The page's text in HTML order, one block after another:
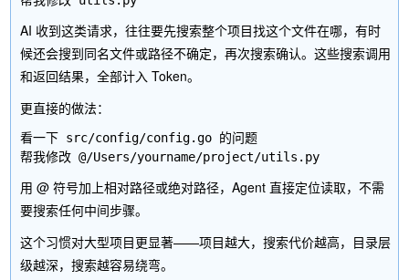
AI 收到这类请求，往往要先搜索整个项目找这个文件在哪，有时
候还会搜到同名文件或路径不确定，再次搜索确认。这些搜索调用
和返回结果，全部计入 Token。
更直接的做法：
看一下 src/config/config.go 的问题
用@ 符号加上相对路径或绝对路径，Agent 直接定位读取，不需
要搜索任何中间步骤。
这个习惯对大型项目更显著——项目越大，搜索代价越高，目录层
级越深，搜索越容易绕弯。